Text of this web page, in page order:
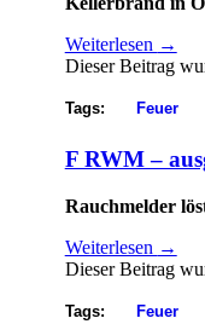
Weiterlesen →
Dieser Beitrag
Tags: Feuer
F RWM –
Rauchmelder
Weiterlesen →
Dieser Beitrag
Tags: Feuer